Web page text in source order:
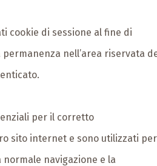
cookie di sessione al fine di
permanenza nell’area riservata
per il corretto
sito internet e sono utilizzati per
navigazione e la